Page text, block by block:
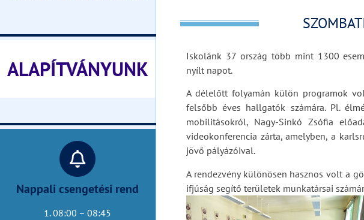
______________________________________
ALAPÍTVÁNYUNK
______________________________________
Nappali csengetési rend
1. 08:00 – 08:45
Iskolánk 37 ország több mint 1300
nyílt napot.
A délelőtt folyamán külön programok
felsőbb éves hallgatók számára. Pl.
mobilitásokról, Nagy-Sinkó Zsófia
videokonferencia zárta, amelyben, a
jövő pályázóival.
A rendezvény különösen hasznos volt a
ifjúság segítő területek munkatársai